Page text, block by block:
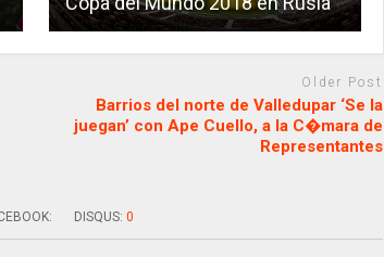
Older Post
Barrios del norte de Valledupar ‘Se la
juegan’ con Ape Cuello, a la C�mara de
Representantes
DISQUS: 0